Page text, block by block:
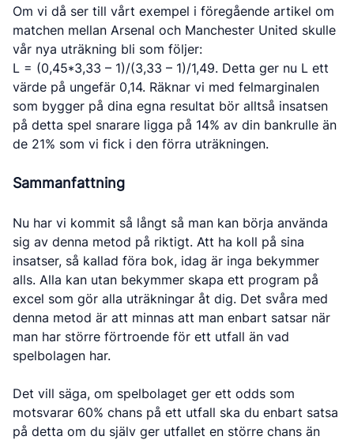
Om vi då ser till vårt exempel i föregående artikel om
matchen mellan Arsenal och Manchester United skulle
vår nya uträkning bli som följer:
L = (0,45*3,33 – 1)/(3,33 – 1)/1,49. Detta ger nu L ett
värde på ungefär 0,14. Räknar vi med felmarginalen
som bygger på dina egna resultat bör alltså insatsen
på detta spel snarare ligga på 14% av din bankrulle än
de 21% som vi fick i den förra uträkningen.
Sammanfattning
Nu har vi kommit så långt så man kan börja använda
sig av denna metod på riktigt. Att ha koll på sina
insatser, så kallad föra bok, idag är inga bekymmer
alls. Alla kan utan bekymmer skapa ett program på
excel som gör alla uträkningar åt dig. Det svåra med
denna metod är att minnas att man enbart satsar när
man har större förtroende för ett utfall än vad
spelbolagen har.
Det vill säga, om spelbolaget ger ett odds som
motsvarar 60% chans på ett utfall ska du enbart satsa
på detta om du själv ger utfallet en större chans än